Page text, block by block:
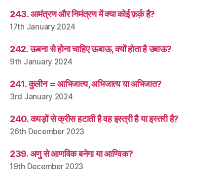
243. आमंत्रण और निमंत्रण में क्या कोई फ़र्क़ है?
17th January 2024
242. ऊबना से होना चाहिए ऊबाऊ, क्यों होता है उबाऊ?
9th January 2024
241. कुलीन = आभिजात्य, अभिजात्य या अभिजात?
3rd January 2024
240. कपड़ों से क्रीस हटाती है वह इस्त्री है या इस्तरी है?
26th December 2023
239. अणु से आणविक बनेगा या आण्विक?
19th December 2023